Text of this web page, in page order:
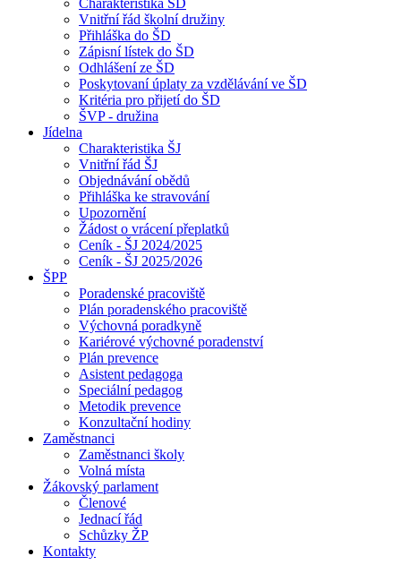
Charakteristika ŠD
Vnitřní řád školní družiny
Přihláška do ŠD
Zápisní lístek do ŠD
Odhlášení ze ŠD
Poskytovaní úplaty za vzdělávání ve ŠD
Kritéria pro přijetí do ŠD
ŠVP - družina
Jídelna
Charakteristika ŠJ
Vnitřní řád ŠJ
Objednávání obědů
Přihláška ke stravování
Upozornění
Žádost o vrácení přeplatků
Ceník - ŠJ 2024/2025
Ceník - ŠJ 2025/2026
ŠPP
Poradenské pracoviště
Plán poradenského pracoviště
Výchovná poradkyně
Kariérové výchovné poradenství
Plán prevence
Asistent pedagoga
Speciální pedagog
Metodik prevence
Konzultační hodiny
Zaměstnanci
Zaměstnanci školy
Volná místa
Žákovský parlament
Členové
Jednací řád
Schůzky ŽP
Kontakty